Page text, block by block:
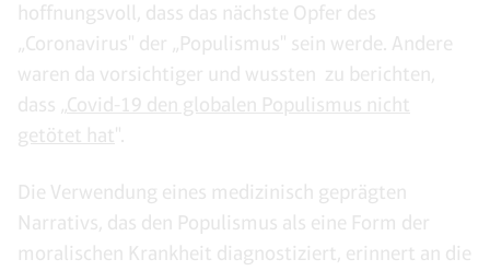
hoffnungsvoll, dass das nächste Opfer des
„Coronavirus" der „Populismus" sein werde. Andere
waren da vorsichtiger und wussten zu berichten,
dass „Covid-19 den globalen Populismus nicht
getötet hat".
Die Verwendung eines medizinisch geprägten
Narrativs, das den Populismus als eine Form der
moralischen Krankheit diagnostiziert, erinnert an die